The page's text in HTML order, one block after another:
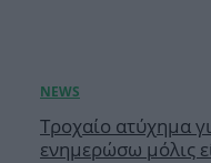
Τροχαίο ατύχημα
ενημερώσω μόλις